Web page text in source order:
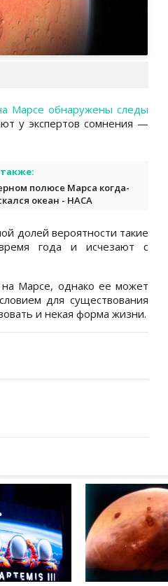
Марсе обнаружены следы
у экспертов сомнения —
полюсе Марса когда-
океан - НАСА
долей вероятности такие
года и исчезают с
Марсе, однако ее может
для существования
и некая форма жизни.